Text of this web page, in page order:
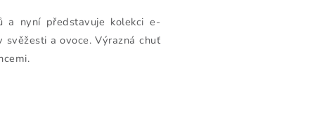
a nyní představuje kolekci e-
svěžesti a ovoce. Výrazná chuť